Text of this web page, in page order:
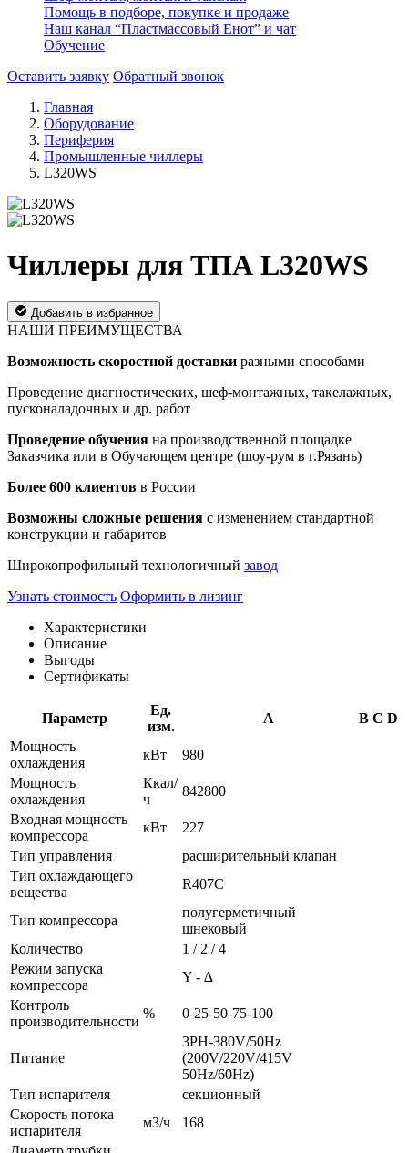
Помощь в подборе, покупке и продаже
Наш канал “Пластмассовый Енот” и чат
Обучение
Оставить заявку Обратный звонок
Главная
Оборудование
Периферия
Промышленные чиллеры
L320WS
Чиллеры для ТПА L320WS
Добавить в избранное
НАШИ ПРЕИМУЩЕСТВА
Возможность скоростной доставки разными способами
Проведение диагностических, шеф-монтажных, такелажных,
пусконаладочных и др. работ
Проведение обучения на производственной площадке
Заказчика или в Обучающем центре (шоу-рум в г.Рязань)
Более 600 клиентов в России
Возможны сложные решения с изменением стандартной
конструкции и габаритов
Широкопрофильный технологичный завод
Узнать стоимость Оформить в лизинг
Характеристики
Описание
Выгоды
Сертификаты
Параметр
Ед.
изм.
A B C D
Мощность
охлаждения
кВт
980
Мощность
охлаждения
Ккал/
ч
842800
Входная мощность
компрессора
кВт
227
Тип управления
расширительный клапан
Тип охлаждающего
вещества
R407C
Тип компрессора
полугерметичный
шнековый
Количество
1 / 2 / 4
Режим запуска
компрессора
Y - ∆
Контроль
производительности
% 0-25-50-75-100
Питание
3PH-380V/50Hz
(200V/220V/415V
50Hz/60Hz)
Тип испарителя
секционный
Скорость потока
испарителя
м3/ч
168